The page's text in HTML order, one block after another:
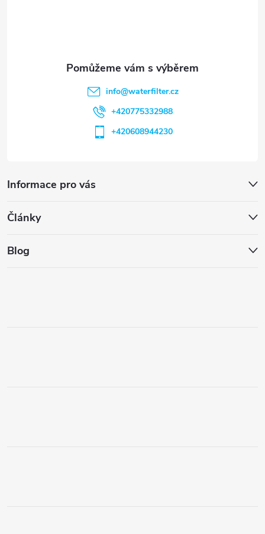
Informace pro vás
Články
Blog
info@waterfilter.cz
+420775332988
+420608944230